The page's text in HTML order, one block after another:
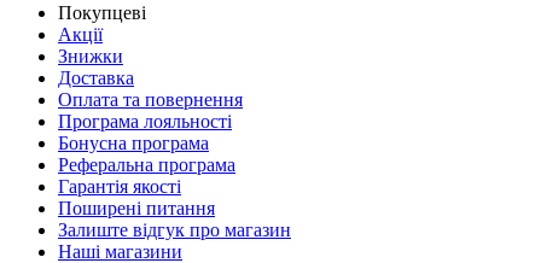
Покупцеві
Акції
Знижки
Доставка
Оплата та повернення
Програма лояльності
Бонусна програма
Реферальна програма
Гарантія якості
Поширені питання
Залиште відгук про магазин
Наші магазини